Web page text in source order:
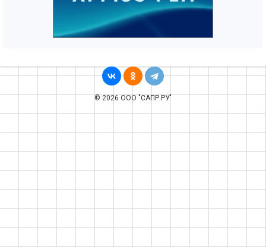
© 2026 ООО "САПР.РУ"